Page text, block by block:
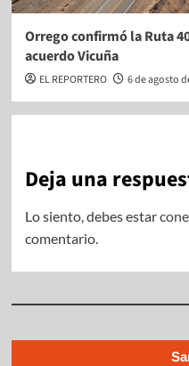
Orrego confirmó la Ruta
acuerdo Vicuña
EL REPORTERO 6 de agosto
Deja una
Lo siento, debes estar
comentario.